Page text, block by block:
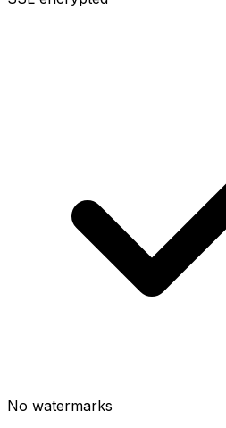
No watermarks